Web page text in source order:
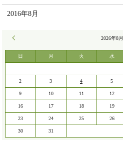
2016年8月
2026年8月
日 月 火 水
2 3 4 5
9 10 11 12
16 17 18 19
23 24 25 26
30 31